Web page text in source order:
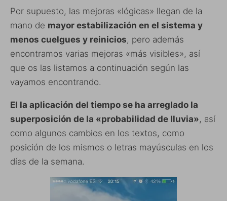
Por supuesto, las mejoras «lógicas» llegan de la
mano de mayor estabilización en el sistema y
menos cuelgues y reinicios, pero además
encontramos varias mejoras «más visibles», así
que os las listamos a continuación según las
vayamos encontrando.
El la aplicación del tiempo se ha arreglado la
superposición de la «probabilidad de lluvia», así
como algunos cambios en los textos, como
posición de los mismos o letras mayúsculas en los
días de la semana.